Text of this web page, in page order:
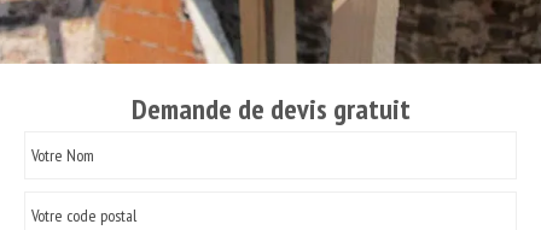
Demande de devis gratuit